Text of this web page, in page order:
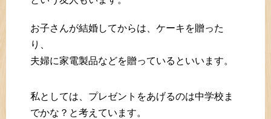
お子さんが結婚してからは、ケーキを贈った
り、
夫婦に家電製品などを贈っているといいます。
私としては、プレゼントをあげるのは中学校ま
でかな？と考えています。